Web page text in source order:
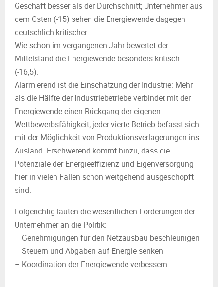
Geschäft besser als der Durchschnitt; Unternehmer aus
dem Osten (-15) sehen die Energiewende dagegen
deutschlich kritischer.
Wie schon im vergangenen Jahr bewertet der
Mittelstand die Energiewende besonders kritisch
(-16,5).
Alarmierend ist die Einschätzung der Industrie: Mehr
als die Hälfte der Industriebetriebe verbindet mit der
Energiewende einen Rückgang der eigenen
Wettbewerbsfähigkeit; jeder vierte Betrieb befasst sich
mit der Möglichkeit von Produktionsverlagerungen ins
Ausland. Erschwerend kommt hinzu, dass die
Potenziale der Energieeffizienz und Eigenversorgung
hier in vielen Fällen schon weitgehend ausgeschöpft
sind.
Folgerichtig lauten die wesentlichen Forderungen der
Unternehmer an die Politik:
– Genehmigungen für den Netzausbau beschleunigen
– Steuern und Abgaben auf Energie senken
– Koordination der Energiewende verbessern